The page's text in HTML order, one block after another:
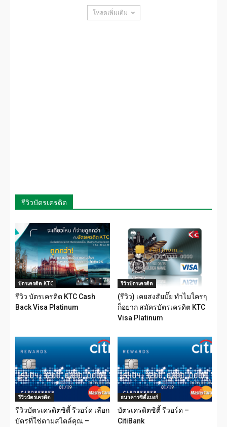
โหลดเพิ่มเติม
รีวิวบัตรเครดิต
บัตรเครดิต KTC
รีวิว บัตรเครดิต KTC Cash
Back Visa Platinum
รีวิวบัตรเครดิต
(รีวิว) เคยสงสัยมั๊ย ทำไมใครๆ
ก็อยาก สมัครบัตรเครดิต KTC
Visa Platinum
รีวิวบัตรเครดิต
รีวิวบัตรเครดิตซิตี้ รีวอร์ด เลือก
บัตรที่ใช่ตามสไตล์คุณ –
ธนาคารซิตี้แบงก์
บัตรเครดิตซิตี้ รีวอร์ด –
CitiBank